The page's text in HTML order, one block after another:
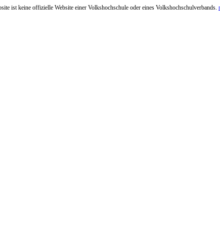
ist keine offizielle Website einer Volkshochschule oder eines Volkshochschulverbands.